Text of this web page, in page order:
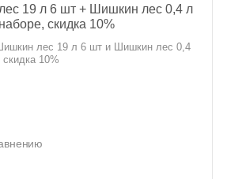
19 л 6 шт + Шишкин лес 0,4 л
скидка 10%
лес 19 л 6 шт и Шишкин лес 0,4
10%